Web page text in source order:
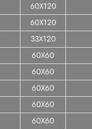
60X120
60X120
33X120
60X60
60X60
60X60
60X60
60X60